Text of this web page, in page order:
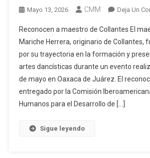
Mayo 13, 2026 CMM Deja Un
Reconocen a maestro de Collantes El
Mariche Herrera, originario de Collantes,
por su trayectoria en la formación y
artes dancísticas durante un evento
de mayo en Oaxaca de Juárez. El
entregado por la Comisión
Humanos para el Desarrollo de […]
Sigue leyendo